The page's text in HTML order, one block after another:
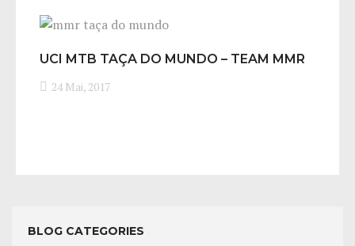
UCI MTB TAÇA DO MUNDO – TEAM MMR
24 Mai, 2017
BLOG CATEGORIES